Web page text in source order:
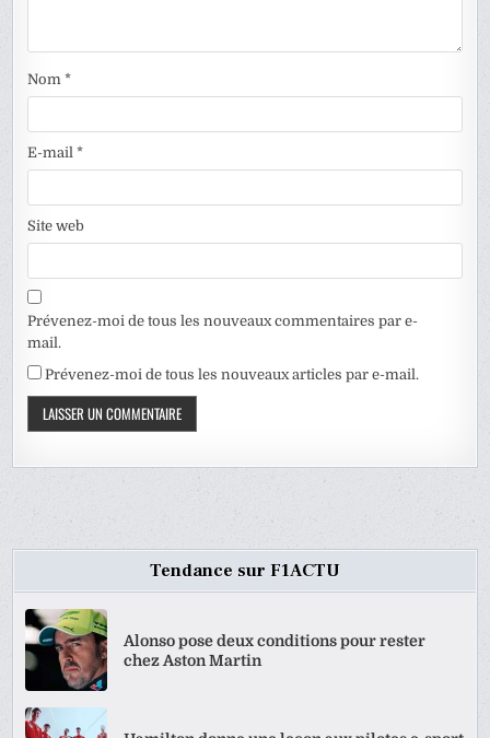
Nom*
E-mail*
Site web
Prévenez-moi de tous les nouveaux commentaires par e-
mail.
Prévenez-moi de tous les nouveaux articles par e-mail.
Tendance sur F1ACTU
Alonso pose deux conditions pour rester
chez Aston Martin